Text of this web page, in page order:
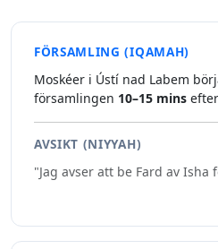
FÖRSAMLING (IQAMAH)
Moskéer i Ústí nad Labem
församlingen 10–15 mins
AVSIKT (NIYYAH)
"Jag avser att be Fard av Isha